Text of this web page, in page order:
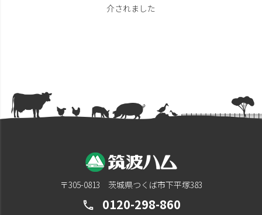
〒305-0813 茨城県つくば市下平塚383
call 0120-298-860